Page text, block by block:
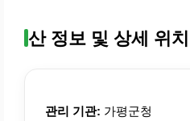
산 정보 및 상세 위치
관리 기관: 가평군청